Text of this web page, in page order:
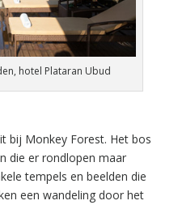
hotel Plataran Ubud
bij Monkey Forest. Het bos
die er rondlopen maar
tempels en beelden die
een wandeling door het